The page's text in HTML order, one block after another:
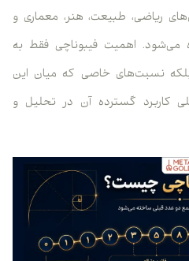
ریاضی، طبیعت، هنر، معماری و
می‌شود. اهمیت فیبوناچی فقط به
نسبت‌های خاصی که میان این
کاربرد گسترده آن در تحلیل و